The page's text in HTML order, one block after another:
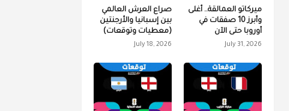
ميركاتو العمالقة.. أغلى
وأبرز 10 صفقات في
أوروبا حتى الآن
July 31, 2026
صراع العرش العالمي
بين إسبانيا والأرجنتين
(معطيات وتوقعات)
July 18, 2026